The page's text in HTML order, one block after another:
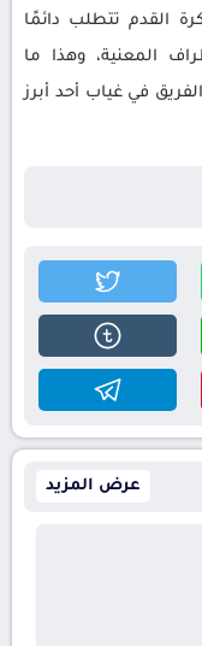
القدم تتطلب دائمًا
المعنية، وهذا ما
في غياب أحد أبرز
عرض المزيد